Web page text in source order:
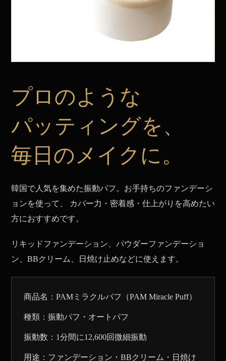
プロのような
パッティングを、
毎日のメイクに。
韓国で人気を集めた振動パフ。お手持ちのファンデーシ
ョンを使って、 カバー力・密着感・仕上がりを高めたい
方におすすめです。
リキッドファンデーション、パウダーファンデーショ
ン、BBクリーム、日焼け止めなどに使えます。
商品名：PAMミラクルパフ（PAM Miracle Puff）
種類：振動パフ・オートパフ
振動数：1分間に12,600回微細振動
用途：ファンデーション・BBクリーム・日焼け